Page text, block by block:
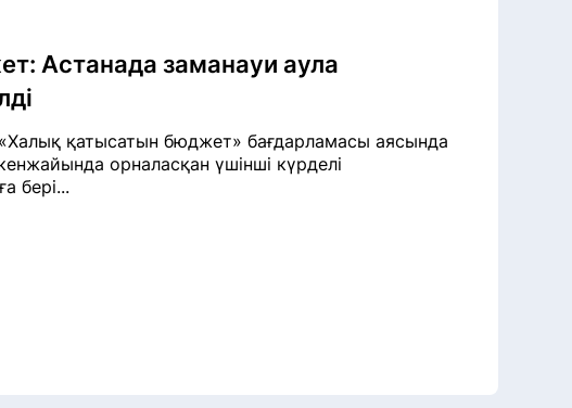
Астанада заманауи аула
қатысатын бюджет» бағдарламасы аясында
орналасқан үшінші күрделі
бері...